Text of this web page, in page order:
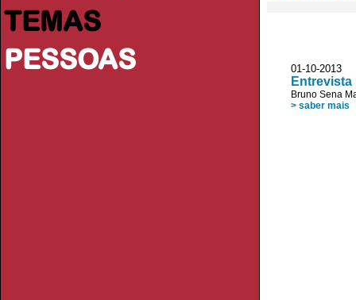
TEMAS
PESSOAS
01-10-2013
Bruno Sena
> saber mais